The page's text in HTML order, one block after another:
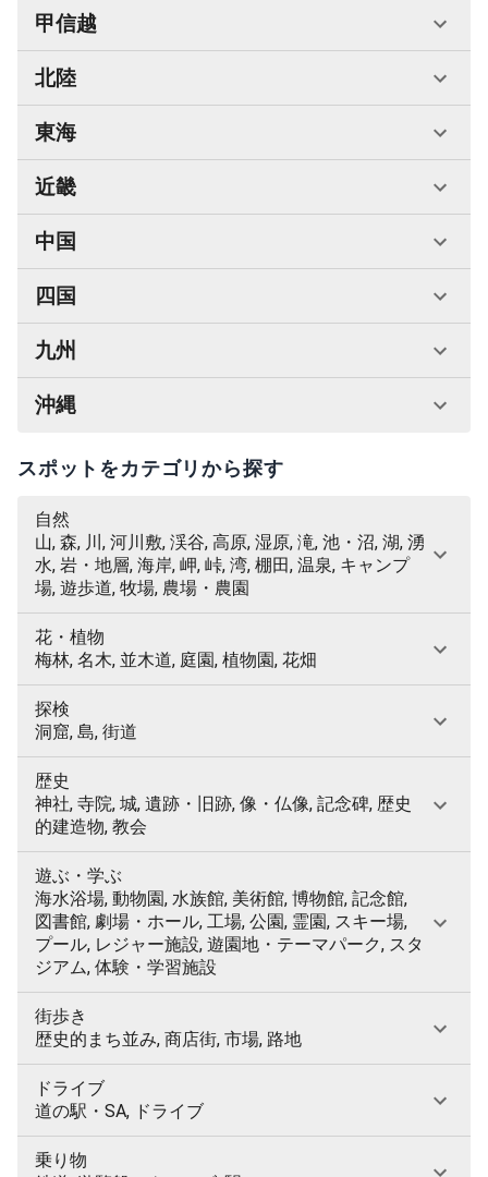
甲信越
北陸
東海
近畿
中国
四国
九州
沖縄
スポットをカテゴリから探す
自然
山, 森, 川, 河川敷, 渓谷, 高原, 湿原, 滝, 池・沼, 湖, 湧
水, 岩・地層, 海岸, 岬, 峠, 湾, 棚田, 温泉, キャンプ
場, 遊歩道, 牧場, 農場・農園
花・植物
梅林, 名木, 並木道, 庭園, 植物園, 花畑
探検
洞窟, 島, 街道
歴史
神社, 寺院, 城, 遺跡・旧跡, 像・仏像, 記念碑, 歴史
的建造物, 教会
遊ぶ・学ぶ
海水浴場, 動物園, 水族館, 美術館, 博物館, 記念館,
図書館, 劇場・ホール, 工場, 公園, 霊園, スキー場,
プール, レジャー施設, 遊園地・テーマパーク, スタ
ジアム, 体験・学習施設
街歩き
歴史的まち並み, 商店街, 市場, 路地
ドライブ
道の駅・SA, ドライブ
乗り物